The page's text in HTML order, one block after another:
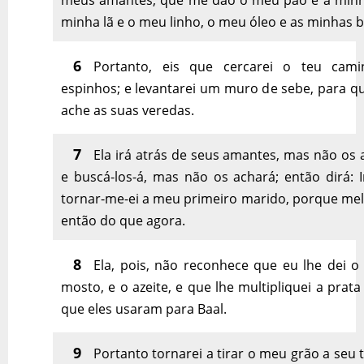
minha lã e o meu linho, o meu óleo e as minhas
6
Portanto, eis que cercarei o teu
espinhos; e levantarei um muro de sebe, para
ache as suas veredas.
7
Ela irá atrás de seus amantes, mas não os
e buscá-los-á, mas não os achará; então dirá:
tornar-me-ei a meu primeiro marido, porque
então do que agora.
8
Ela, pois, não reconhece que eu lhe dei
mosto, e o azeite, e que lhe multipliquei a
que eles usaram para Baal.
9
Portanto tornarei a tirar o meu grão a seu